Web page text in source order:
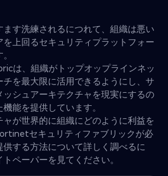
す洗練されるにつれて、組織は悪い
上回るセキュリティプラットフォー
は、組織がトップオップラインネッ
チを最大限に活用できるようにし、サ
ッシュアーキテクチャを現実にするの
能を提供しています。
ャが世界的に組織にどのように利益を
セキュリティファブリックが必
する方法について詳しく調べるに
ペーパーを見てください。